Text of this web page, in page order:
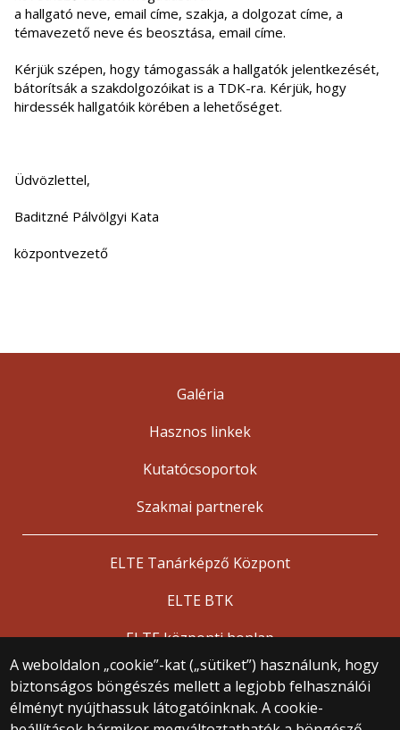
a hallgató neve, email címe, szakja, a dolgozat címe, a
témavezető neve és beosztása, email címe.
Kérjük szépen, hogy támogassák a hallgatók jelentkezését,
bátorítsák a szakdolgozóikat is a TDK-ra. Kérjük, hogy
hirdessék hallgatóik körében a lehetőséget.
Üdvözlettel,
Baditzné Pálvölgyi Kata
központvezető
A weboldalon „cookie”-kat („sütiket”) használunk, hogy
biztonságos böngészés mellett a legjobb felhasználói
élményt nyújthassuk látogatóinknak. A cookie-
Galéria
Hasznos linkek
Kutatócsoportok
Szakmai partnerek
ELTE Tanárképző Központ
ELTE BTK
ELTE központi honlap
© 2025 Eötvös Loránd Tudományegyetem
Minden jog fenntartva.